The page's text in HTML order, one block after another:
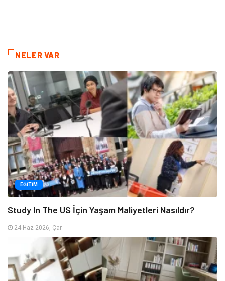
NELER VAR
EĞITIM
Study In The US İçin Yaşam Maliyetleri Nasıldır?
24 Haz 2026, Çar